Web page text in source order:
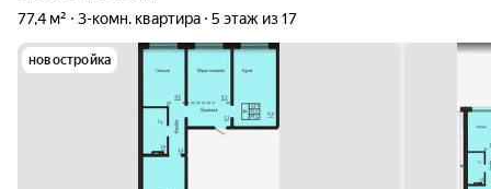
77,4 м²
3-комн. квартира 5 этаж из 17
новостройка